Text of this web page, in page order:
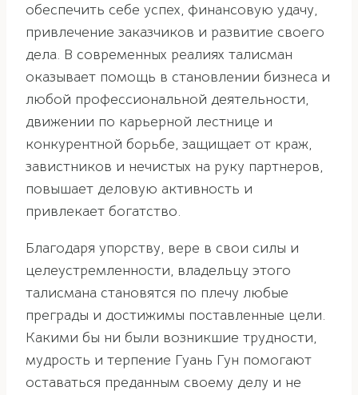
обеспечить себе успех, финансовую удачу,
привлечение заказчиков и развитие своего
дела. В современных реалиях талисман
оказывает помощь в становлении бизнеса и
любой профессиональной деятельности,
движении по карьерной лестнице и
конкурентной борьбе, защищает от краж,
завистников и нечистых на руку партнеров,
повышает деловую активность и
привлекает богатство.
Благодаря упорству, вере в свои силы и
целеустремленности, владельцу этого
талисмана становятся по плечу любые
преграды и достижимы поставленные цели.
Какими бы ни были возникшие трудности,
мудрость и терпение Гуань Гун помогают
оставаться преданным своему делу и не